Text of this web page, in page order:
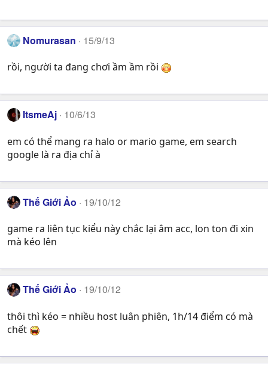
Nomurasan 15/9/13
rồi, người ta đang chơi ầm ầm rồi
ItsmeAj 10/6/13
em có thể mang ra halo or mario game, em search
google là ra địa chỉ à
Thế Giới Ảo 19/10/12
game ra liên tục kiểu này chắc lại âm acc, lon ton đi xin
mà kéo lên
Thế Giới Ảo 19/10/12
thôi thì kéo = nhiều host luân phiên, 1h/14 điểm có mà
chết